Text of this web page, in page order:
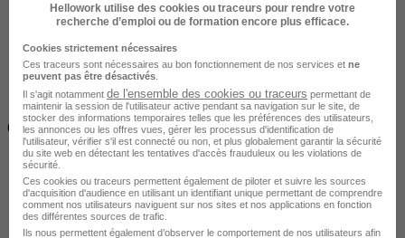
Inférieur à 2 jours
(14h)
Hellowork utilise des cookies ou traceurs pour rendre votre
recherche d’emploi ou de formation encore plus efficace.
Cookies strictement nécessaires
Ces traceurs sont nécessaires au bon fonctionnement de nos services et ne
peuvent pas être désactivés
Il s'agit notamment de l'ensemble des cookies ou traceurs permettant de
maintenir la session de l'utilisateur active pendant sa navigation sur le site, de
stocker des informations temporaires telles que les préférences des utilisateurs,
les annonces ou les offres vues, gérer les processus d'identification de
l'utilisateur, vérifier s'il est connecté ou non, et plus globalement garantir la sécurité
du site web en détectant les tentatives d'accès frauduleux ou les violations de
sécurité.
Ces cookies ou traceurs permettent également de piloter et suivre les sources
d'acquisition d'audience en utilisant un identifiant unique permettant de comprendre
comment nos utilisateurs naviguent sur nos sites et nos applications en fonction
des différentes sources de trafic.
Ils nous permettent également d’observer le comportement de nos utilisateurs afin